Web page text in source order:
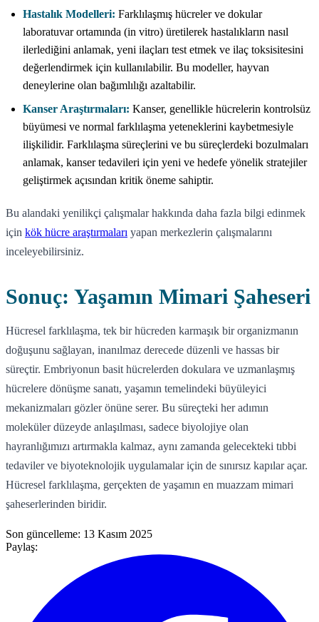
Hastalık Modelleri: Farklılaşmış hücreler ve dokular
laboratuvar ortamında (in vitro) üretilerek hastalıkların nasıl
ilerlediğini anlamak, yeni ilaçları test etmek ve ilaç toksisitesini
değerlendirmek için kullanılabilir. Bu modeller, hayvan
deneylerine olan bağımlılığı azaltabilir.
Kanser Araştırmaları: Kanser, genellikle hücrelerin kontrolsüz
büyümesi ve normal farklılaşma yeteneklerini kaybetmesiyle
ilişkilidir. Farklılaşma süreçlerini ve bu süreçlerdeki bozulmaları
anlamak, kanser tedavileri için yeni ve hedefe yönelik stratejiler
geliştirmek açısından kritik öneme sahiptir.
Bu alandaki yenilikçi çalışmalar hakkında daha fazla bilgi edinmek
için kök hücre araştırmaları yapan merkezlerin çalışmalarını
inceleyebilirsiniz.
Sonuç: Yaşamın Mimari Şaheseri
Hücresel farklılaşma, tek bir hücreden karmaşık bir organizmanın
doğuşunu sağlayan, inanılmaz derecede düzenli ve hassas bir
süreçtir. Embriyonun basit hücrelerden dokulara ve uzmanlaşmış
hücrelere dönüşme sanatı, yaşamın temelindeki büyüleyici
mekanizmaları gözler önüne serer. Bu süreçteki her adımın
moleküler düzeyde anlaşılması, sadece biyolojiye olan
hayranlığımızı artırmakla kalmaz, aynı zamanda gelecekteki tıbbi
tedaviler ve biyoteknolojik uygulamalar için de sınırsız kapılar açar.
Hücresel farklılaşma, gerçekten de yaşamın en muazzam mimari
şaheserlerinden biridir.
Son güncelleme: 13 Kasım 2025
Paylaş: